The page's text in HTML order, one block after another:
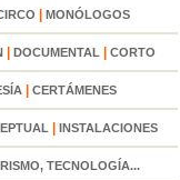
MONÓLOGOS
DOCUMENTAL CORTO
CERTÁMENES
INSTALACIONES
TECNOLOGÍA...